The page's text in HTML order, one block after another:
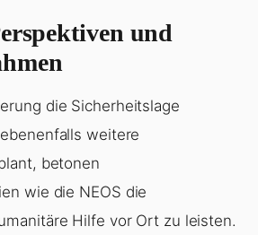
und
die Sicherheitslage
weitere
betonen
wie die NEOS die
Hilfe vor Ort zu leisten.